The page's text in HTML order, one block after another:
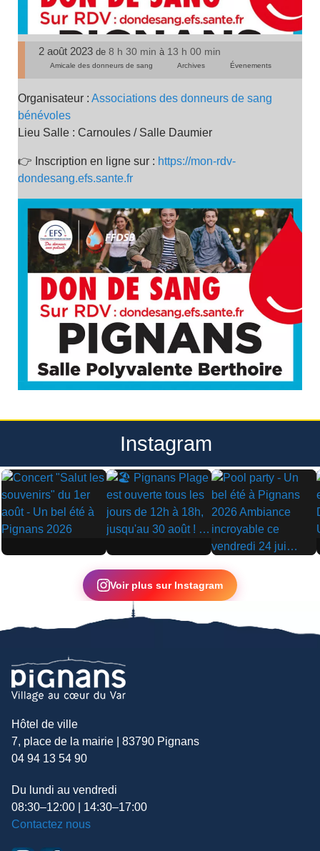
2 août 2023 de 8 h 30 min à 13 h 00 min
Amicale des donneurs de sang Archives Évenements
Organisateur : Associations des donneurs de sang
bénévoles
Lieu Salle : Carnoules / Salle Daumier
👉 Inscription en ligne sur : https://mon-rdv-
dondesang.efs.sante.fr
Instagram
▶ ▶
▶
Voir plus sur Instagram
Hôtel de ville
7, place de la mairie | 83790 Pignans
04 94 13 54 90
Du lundi au vendredi
08:30–12:00 | 14:30–17:00
Contactez nous